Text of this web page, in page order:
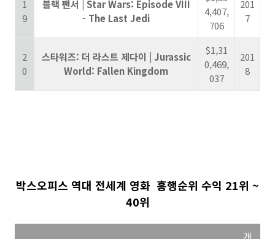
1
9
블랙 팬서 | Star Wars: Episode VIII
- The Last Jedi
4,407,
706
201
7
2
0
스타워즈: 더 라스트 제다이 | Jurassic
World: Fallen Kingdom
$1,31
0,469,
037
201
8
박스오피스 역대 전세계 영화 흥행순위 수익 21위 ~
40위
개